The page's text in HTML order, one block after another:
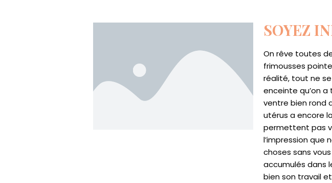
SOYEZ
On rêve toutes
frimousses
réalité, tout ne
enceinte qu’on
ventre bien rond
utérus a encore
permettent pas
l’impression que
choses sans
accumulés dans
bien son travail